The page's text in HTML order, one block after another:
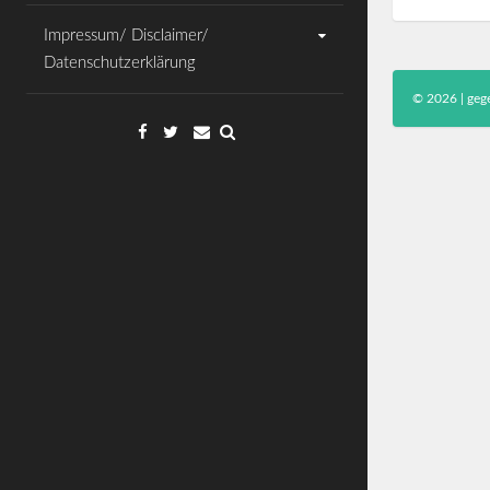
Impressum/ Disclaimer/
Datenschutzerklärung
Facebook
TwitterEmail
© 2026 |